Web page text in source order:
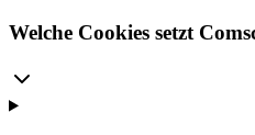
Welche Cookies setzt